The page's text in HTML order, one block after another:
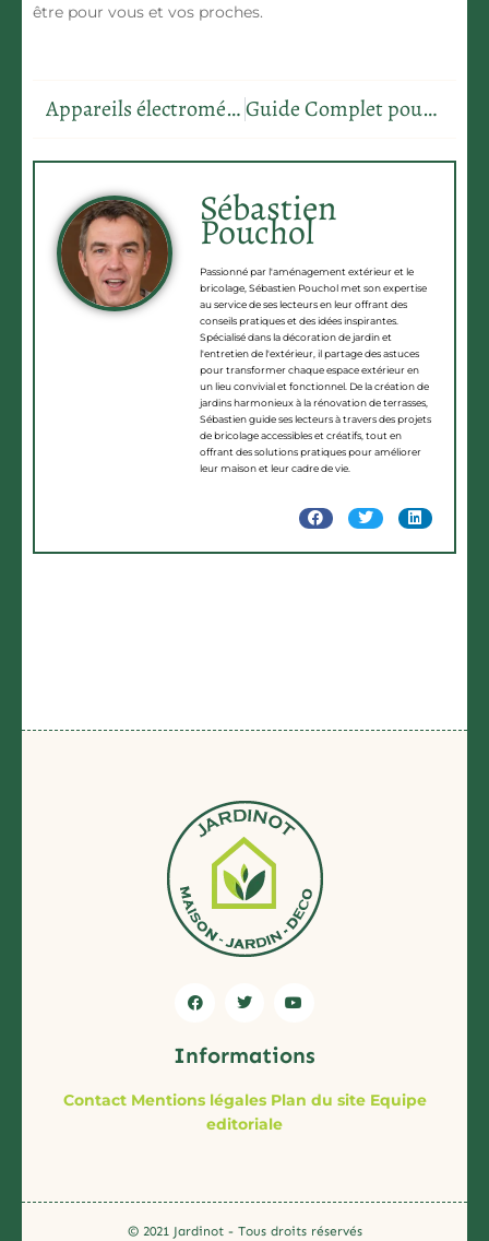
être pour vous et vos proches.
Appareils électroménagers éco-responsables : acheter des modèles qui respectent l’environnement Guide Complet pour Entretenir une Pelouse Impeccable dans votre Maison
Sébastien
Pouchol
Passionné par l'aménagement extérieur et le
bricolage, Sébastien Pouchol met son expertise
au service de ses lecteurs en leur offrant des
conseils pratiques et des idées inspirantes.
Spécialisé dans la décoration de jardin et
l'entretien de l'extérieur, il partage des astuces
pour transformer chaque espace extérieur en
un lieu convivial et fonctionnel. De la création de
jardins harmonieux à la rénovation de terrasses,
Sébastien guide ses lecteurs à travers des projets
de bricolage accessibles et créatifs, tout en
offrant des solutions pratiques pour améliorer
leur maison et leur cadre de vie.
Informations
Contact Mentions légales Plan du site Equipe
editoriale
© 2021 Jardinot - Tous droits réservés